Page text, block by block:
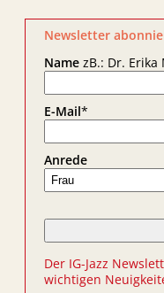
Newsletter
NamezB.: Dr. Erika
E-Mail*
Anrede
Der IG-Jazz
wichtigen